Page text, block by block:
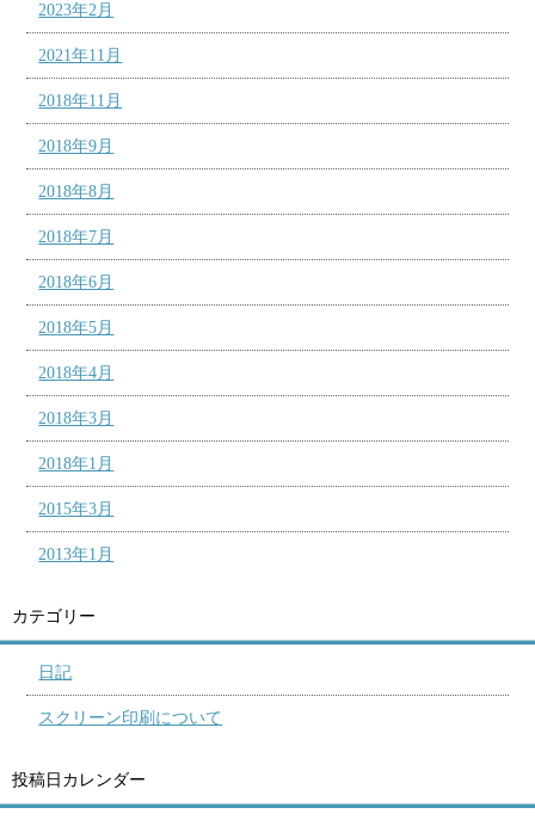
2023年2月
2021年11月
2018年11月
2018年9月
2018年8月
2018年7月
2018年6月
2018年5月
2018年4月
2018年3月
2018年1月
2015年3月
2013年1月
カテゴリー
日記
スクリーン印刷について
投稿日カレンダー